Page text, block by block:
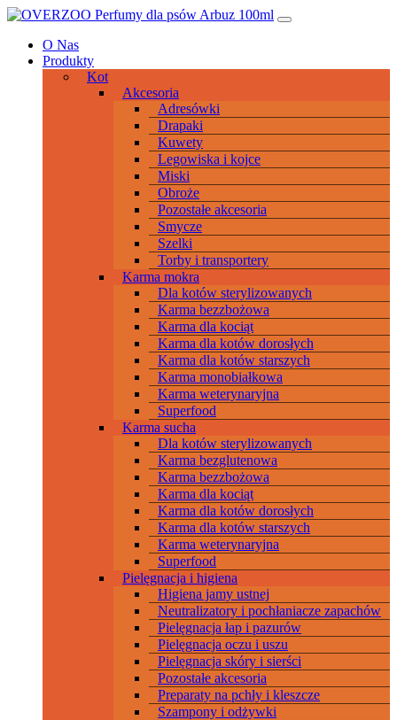
Przeskocz
treści
Main
Navigation
O Nas
Produkty
Kot
Akcesoria
Adresówki
Drapaki
Kuwety
Legowiska i kojce
Miski
Obroże
Pozostałe akcesoria
Smycze
Szelki
Torby i transportery
Karma mokra
Dla kotów sterylizowanych
Karma bezzbożowa
Karma dla kociąt
Karma dla kotów dorosłych
Karma dla kotów starszych
Karma monobiałkowa
Karma weterynaryjna
Superfood
Karma sucha
Dla kotów sterylizowanych
Karma bezglutenowa
Karma bezzbożowa
Karma dla kociąt
Karma dla kotów dorosłych
Karma dla kotów starszych
Karma weterynaryjna
Superfood
Pielęgnacja i higiena
Higiena jamy ustnej
Neutralizatory i pochłaniacze zapachów
Pielęgnacja łap i pazurów
Pielęgnacja oczu i uszu
Pielęgnacja skóry i sierści
Pozostałe akcesoria
Preparaty na pchły i kleszcze
Szampony i odżywki